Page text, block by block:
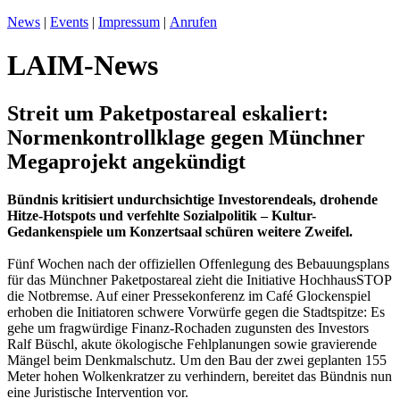
News | Events | Impressum | Anrufen
LAIM-News
Streit um Paketpostareal eskaliert:
Normenkontrollklage gegen Münchner
Megaprojekt angekündigt
Bündnis kritisiert undurchsichtige Investorendeals, drohende
Hitze-Hotspots und verfehlte Sozialpolitik – Kultur-
Gedankenspiele um Konzertsaal schüren weitere Zweifel.
Fünf Wochen nach der offiziellen Offenlegung des Bebauungsplans
für das Münchner Paketpostareal zieht die Initiative HochhausSTOP
die Notbremse. Auf einer Pressekonferenz im Café Glockenspiel
erhoben die Initiatoren schwere Vorwürfe gegen die Stadtspitze: Es
gehe um fragwürdige Finanz-Rochaden zugunsten des Investors
Ralf Büschl, akute ökologische Fehlplanungen sowie gravierende
Mängel beim Denkmalschutz. Um den Bau der zwei geplanten 155
Meter hohen Wolkenkratzer zu verhindern, bereitet das Bündnis nun
eine Juristische Intervention vor.